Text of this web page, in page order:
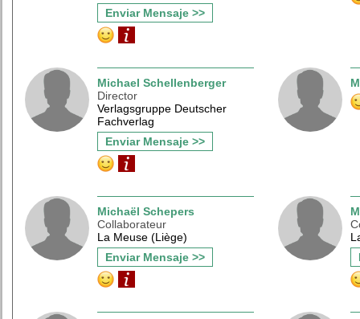
Enviar Mensaje >>
Michael Schellenberger
Director
Verlagsgruppe Deutscher
Fachverlag
Enviar Mensaje >>
Michaël Schepers
Collaborateur
La Meuse (Liège)
Enviar Mensaje >>